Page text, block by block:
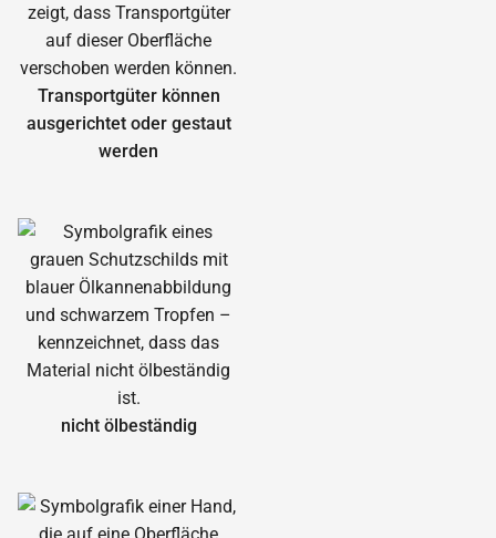
Transportgüter können
ausgerichtet oder gestaut
werden
nicht ölbeständig